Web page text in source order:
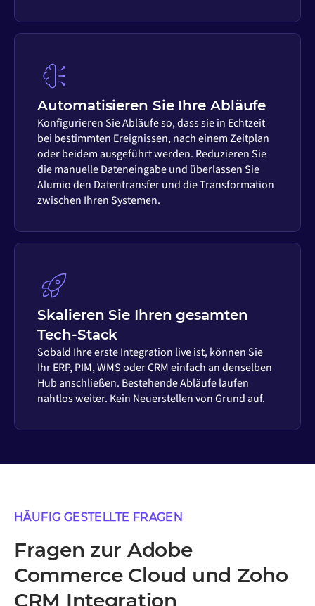
Automatisieren Sie Ihre Abläufe
Konfigurieren Sie Abläufe so, dass sie in Echtzeit
bei bestimmten Ereignissen, nach einem Zeitplan
oder beidem ausgeführt werden. Reduzieren Sie
die manuelle Dateneingabe und überlassen Sie
Alumio den Datentransfer und die Transformation
zwischen Ihren Systemen.
Skalieren Sie Ihren gesamten
Tech-Stack
Sobald Ihre erste Integration live ist, können Sie
Ihr ERP, PIM, WMS oder CRM einfach an denselben
Hub anschließen. Bestehende Abläufe laufen
nahtlos weiter. Kein Neuerstellen von Grund auf.
HÄUFIG GESTELLTE FRAGEN
Fragen zur Adobe
Commerce Cloud und Zoho
CRM Integration